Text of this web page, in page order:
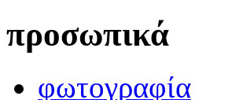
προσωπικά
φωτογραφία